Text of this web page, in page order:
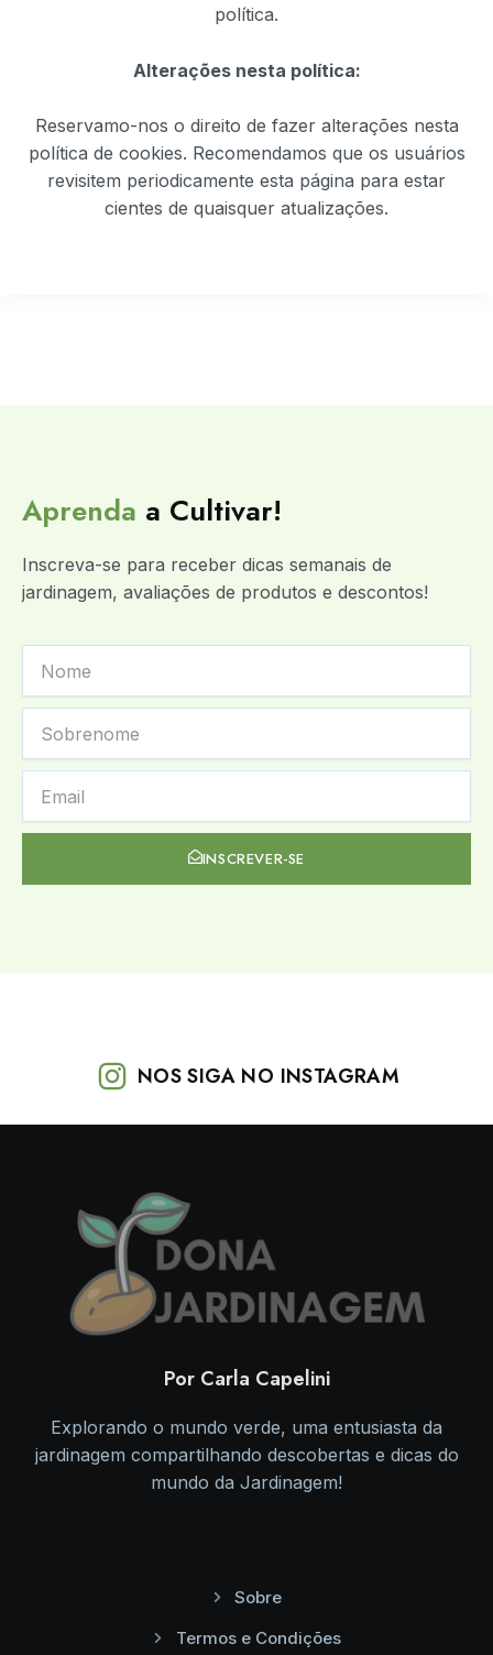
política.
Alterações nesta política:
Reservamo-nos o direito de fazer alterações nesta
política de cookies. Recomendamos que os usuários
revisitem periodicamente esta página para estar
cientes de quaisquer atualizações.
Aprenda a Cultivar!
Inscreva-se para receber dicas semanais de
jardinagem, avaliações de produtos e descontos!
FIRST
NAME
LAST
NAME
NEWSLETTER
INSCREVER-SE
NOS SIGA NO INSTAGRAM
Por Carla Capelini
Explorando o mundo verde, uma entusiasta da
jardinagem compartilhando descobertas e dicas do
mundo da Jardinagem!
Sobre
Termos e Condições